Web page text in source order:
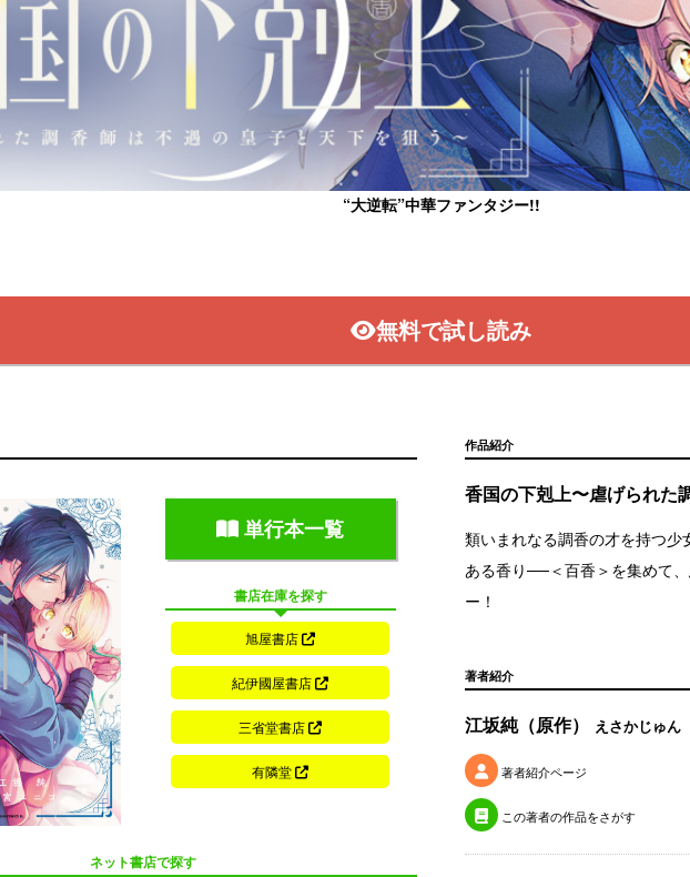
“大逆転”中華ファンタジー!!
無料で試し読み
単行本一覧
書店在庫を探す
旭屋書店
紀伊國屋書店
三省堂書店
有隣堂
ネット書店で探す
作品紹介
香国の下剋上〜虐げられた
類いまれなる調香の才を持つ
ある香り──＜百香＞を集めて
ー！
著者紹介
江坂純（原作） えさかじゅん
著者紹介ページ
この著者の作品をさがす